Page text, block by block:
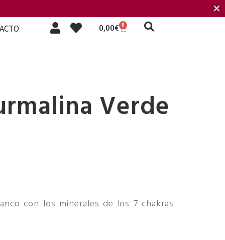
0,00€ 0
✕
Verde
con los minerales de los 7 chakras